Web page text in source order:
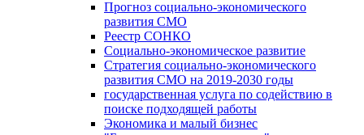
Прогноз социально-экономического
развития СМО
Реестр СОНКО
Социально-экономическое развитие
Стратегия социально-экономического
развития СМО на 2019-2030 годы
государственная услуга по содействию в
поиске подходящей работы
Экономика и малый бизнес